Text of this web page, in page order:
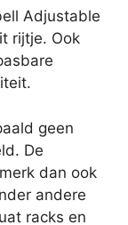
Adjustable
rijtje. Ook
geen
De
dan ook
andere
racks en